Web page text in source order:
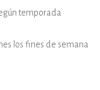
temporada
los fines de semana